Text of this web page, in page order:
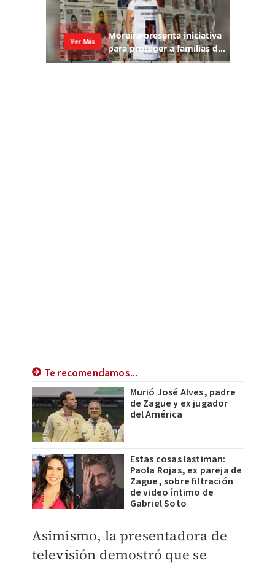
Te recomendamos...
Murió José Alves, padre
de Zague y ex jugador
del América
Estas cosas lastiman:
Paola Rojas, ex pareja de
Zague, sobre filtración
de video íntimo de
Gabriel Soto
Asimismo, la presentadora de
televisión demostró que se